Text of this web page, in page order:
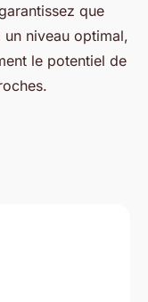
que
niveau optimal,
le potentiel de